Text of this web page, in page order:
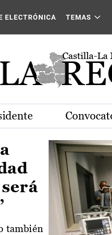
La
ELECTRÓNICA TEMAS
también